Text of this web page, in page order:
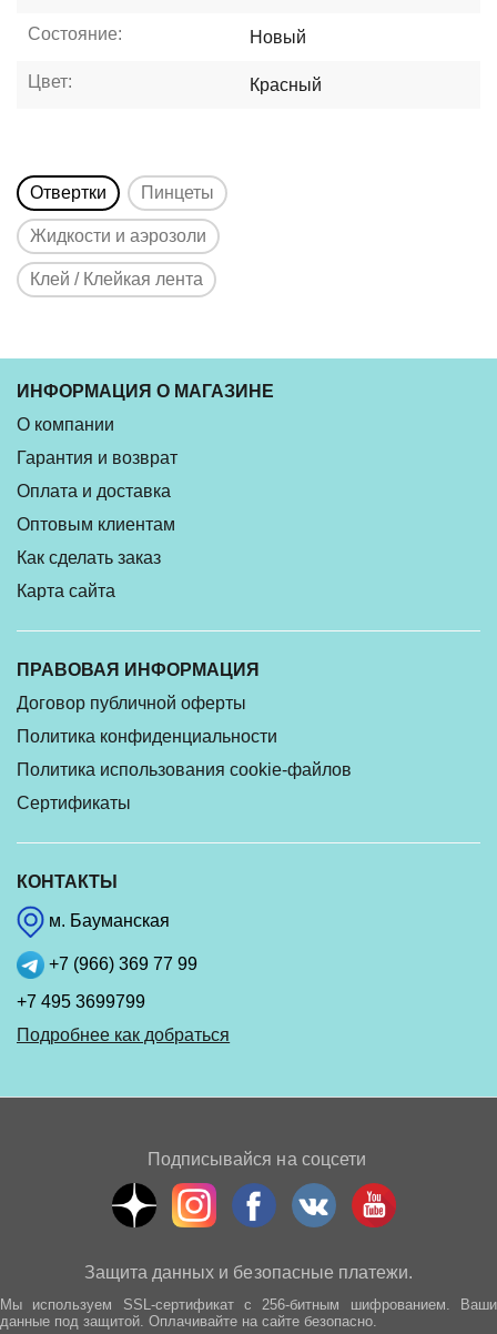
Состояние: Новый
Цвет: Красный
Отвертки Пинцеты
Жидкости и аэрозоли
Клей / Клейкая лента
ИНФОРМАЦИЯ О МАГАЗИНЕ
О компании
Гарантия и возврат
Оплата и доставка
Оптовым клиентам
Как сделать заказ
Карта сайта
ПРАВОВАЯ ИНФОРМАЦИЯ
Договор публичной оферты
Политика конфиденциальности
Политика использования cookie-файлов
Сертификаты
КОНТАКТЫ
м. Бауманская
+7 (966) 369 77 99
+7 495 3699799
Подробнее как добраться
Подписывайся на соцсети
Защита данных и безопасные платежи.
Мы используем SSL-сертификат с 256-битным шифрованием. Ваши
данные под защитой. Оплачивайте на сайте безопасно.